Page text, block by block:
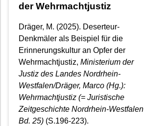
der Wehrmachtjustiz
Dräger, M. (2025). Deserteur-
Denkmäler als Beispiel für die
Erinnerungskultur an Opfer der
Wehrmachtjustiz, Ministerium der
Justiz des Landes Nordrhein-
Westfalen/Dräger, Marco (Hg.):
Wehrmachtjustiz (= Juristische
Zeitgeschichte Nordrhein-Westfalen
Bd. 25) (S.196-223).